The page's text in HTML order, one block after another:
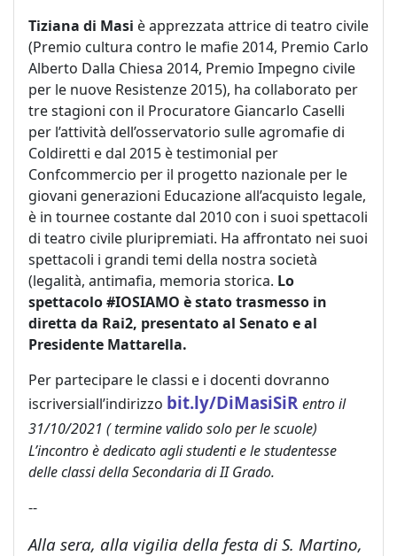
Tiziana di Masi è apprezzata attrice di teatro civile
(Premio cultura contro le mafie 2014, Premio Carlo
Alberto Dalla Chiesa 2014, Premio Impegno civile
per le nuove Resistenze 2015), ha collaborato per
tre stagioni con il Procuratore Giancarlo Caselli
per l’attività dell’osservatorio sulle agromafie di
Coldiretti e dal 2015 è testimonial per
Confcommercio per il progetto nazionale per le
giovani generazioni Educazione all’acquisto legale,
è in tournee costante dal 2010 con i suoi spettacoli
di teatro civile pluripremiati. Ha affrontato nei suoi
spettacoli i grandi temi della nostra società
(legalità, antimafia, memoria storica. Lo
spettacolo #IOSIAMO è stato trasmesso in
diretta da Rai2, presentato al Senato e al
Presidente Mattarella.
Per partecipare le classi e i docenti dovranno
iscriversiall’indirizzo bit.ly/DiMasiSiR entro il
31/10/2021 ( termine valido solo per le scuole)
L’incontro è dedicato agli studenti e le studentesse
delle classi della Secondaria di II Grado.
--
Alla sera, alla vigilia della festa di S. Martino,